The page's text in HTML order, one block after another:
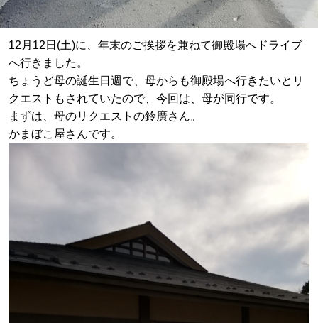
12月12日(土)に、年末のご挨拶を兼ねて御殿場へドライブ
へ行きました。
ちょうど母の誕生日週で、母からも御殿場へ行きたいとリ
クエストもされていたので、今回は、母が同行です。
まずは、母のリクエストの鈴廣さん。
かまぼこ屋さんです。